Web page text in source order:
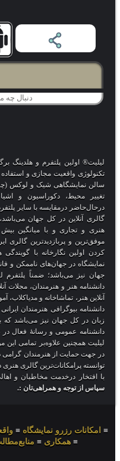
لیلیت® اولین پلتفرم و هلدینگ
تکنولوژی واقعیت مجازی و
سالن نمایشگاهی شیک و لوکس
تغییر محیط، دکوراسیون و
درحال‌حاضر درمقایسه با سایر
هنری و تجاری و با میانگین بیش
موفق‌ترین و پربازدیدترین گالری
کردن اولین نگارخانه با
نمایشگاه در جهان‌های ناممکن و
جهان نیز می‌باشد؛ ضمناً پلتفرم
دانشنامه هنر و هنرمندان، مجلات
آنلاین هنر، تماشاخانه و
دانشنامه بیوگرافی هنرمندان
زبان در کل جهان نیز می‌باشد که
دانشنامه عمومی و رسانهٔ فعال
لیلیت همچنین علاوه‌بر تمامی این
در جهت حمایت از هنرمندان گرامی
توانسته پرامکانات‌ترین گالری هنری
با افتخار درخدمت مخاطبان و
سپاس از توجه و همراهی‌تان :.
≡ امکانات رزرو نمایشگاه ≡
≡ همکاری ≡